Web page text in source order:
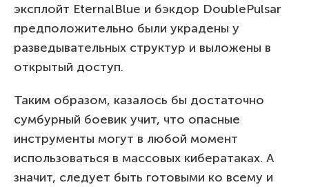
эксплойт EternalBlue и бэкдор DoublePulsar
предположительно были украдены у
разведывательных структур и выложены в
открытый доступ.
Таким образом, казалось бы достаточно
сумбурный боевик учит, что опасные
инструменты могут в любой момент
использоваться в массовых кибератаках. А
значит, следует быть готовыми ко всему и